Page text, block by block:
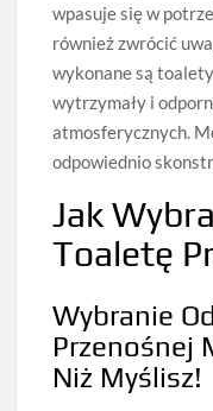
wpasuje się w
również zwrócić
wykonane są
wytrzymały i
atmosferycznych.
odpowiednio
Jak
Toaletę
Wybranie
Przenośnej
Niż Myślisz!